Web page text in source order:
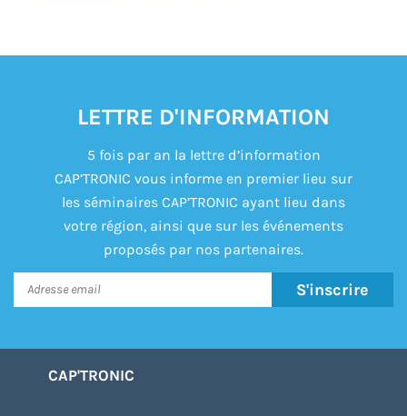
LETTRE D'INFORMATION
5 fois par an la lettre d’information
CAP’TRONIC vous informe en premier lieu sur
les séminaires CAP’TRONIC ayant lieu dans
votre région, ainsi que sur les événements
proposés par nos partenaires.
S'inscrire
CAP'TRONIC